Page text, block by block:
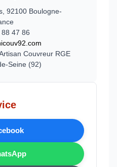
92100 Boulogne-
47 86
Couvreur RGE
Seine (92)